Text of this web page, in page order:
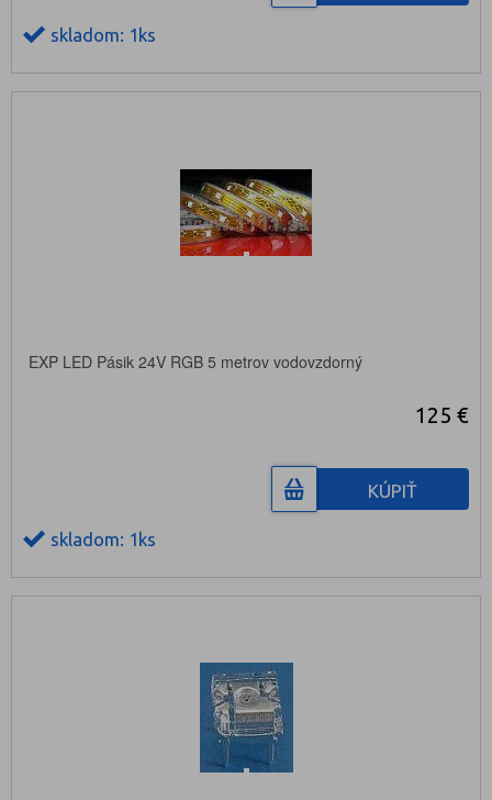
skladom: 1ks
EXP LED Pásik 24V RGB 5 metrov vodovzdorný
125 €
KÚPIŤ
skladom: 1ks